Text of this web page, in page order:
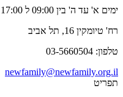
ימים א' עד ה' בין 09:00 ל 17:00
רח' טיומקין 16, תל אביב
טלפון: 03-5660504
newfamily@newfamily.org.il
תפריט